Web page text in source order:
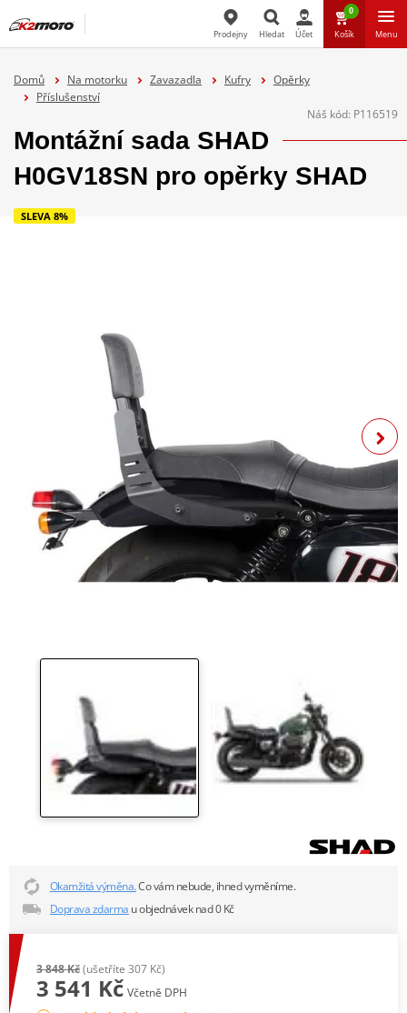
Prodejny Hledat Účet
0
Košík Menu
Domů Na motorku Zavazadla Kufry
Opěrky
Příslušenství
Náš kód: P116519
Montážní sada SHAD
H0GV18SN pro opěrky SHAD
SLEVA 8%
Okamžitá výměna.Co vám nebude, ihned vyměníme.
Doprava zdarma u objednávek nad 0 Kč
3 848 Kč(ušetříte 307 Kč)
3 541 Kč Včetně DPH